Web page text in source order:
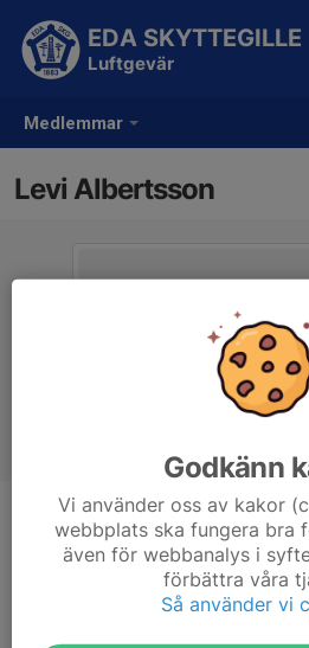
Medlemmar
EDA SKYTTEGILLE
Luftgevär
Levi Albertsson
Ålder 9 år
Godkänn
Vi använder oss av kakor
webbplats ska fungera bra
även för webbanalys i
förbättra våra
Så använder vi